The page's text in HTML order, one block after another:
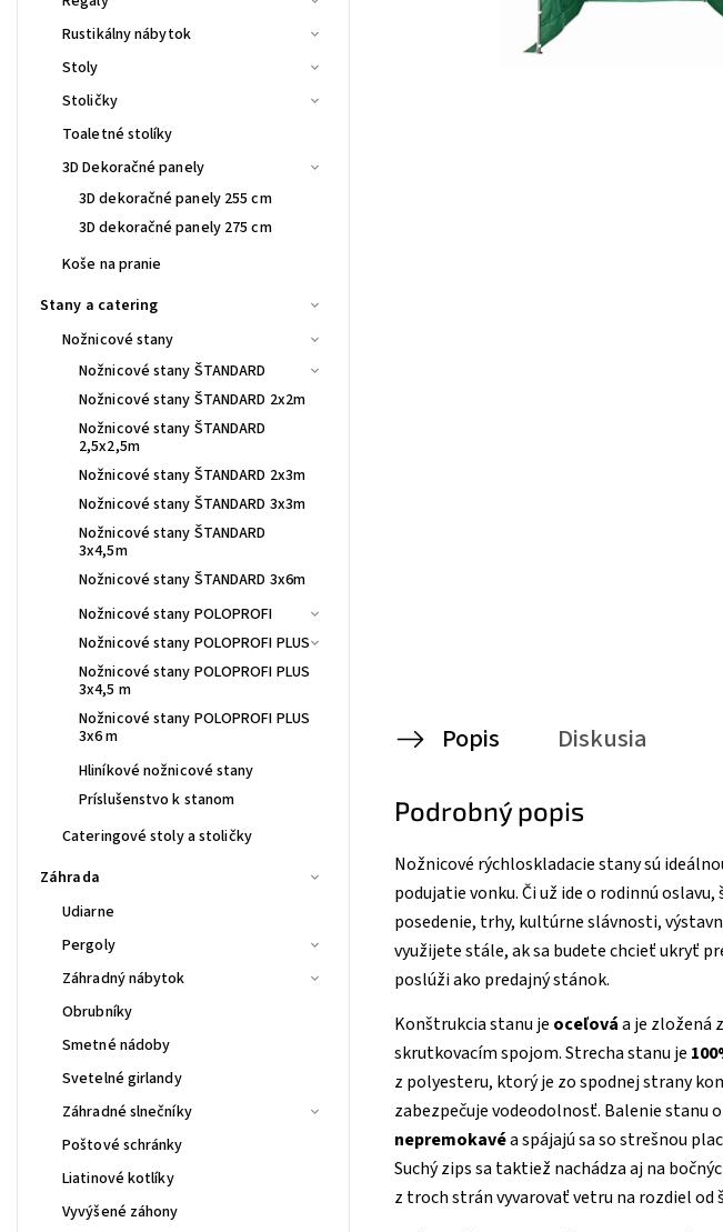
Rustikálny nábytok
Stoly
Stoličky
Toaletné stolíky
3D Dekoračné panely
3D dekoračné panely 255 cm
3D dekoračné panely 275 cm
Koše na pranie
Stany a catering
Nožnicové stany
Nožnicové stany ŠTANDARD
Nožnicové stany ŠTANDARD 2x2m
Nožnicové stany ŠTANDARD
2,5x2,5m
Nožnicové stany ŠTANDARD 2x3m
Nožnicové stany ŠTANDARD 3x3m
Nožnicové stany ŠTANDARD
3x4,5m
Nožnicové stany ŠTANDARD 3x6m
Nožnicové stany POLOPROFI
Nožnicové stany POLOPROFI PLUS
Nožnicové stany POLOPROFI PLUS
3x4,5 m
Nožnicové stany POLOPROFI PLUS
3x6 m
Hliníkové nožnicové stany
Príslušenstvo k stanom
Cateringové stoly a stoličky
Záhrada
Udiarne
Pergoly
Záhradný nábytok
Obrubníky
Smetné nádoby
Svetelné girlandy
Záhradné slnečníky
Poštové schránky
Liatinové kotlíky
Vyvýšené záhony
Popis Diskusia
Podrobný popis
Nožnicové rýchloskladacie stany sú
podujatie vonku. Či už ide o rodinnú
posedenie, trhy, kultúrne slávnosti,
využijete stále, ak sa budete chcieť ukryť
poslúži ako predajný stánok.
Konštrukcia stanu je oceľováa je zložená
skrutkovacím spojom. Strecha stanu je
z polyesteru, ktorý je zo spodnej strany
zabezpečuje vodeodolnosť. Balenie stanu
nepremokavéa spájajú sa so strešnou
Suchý zips sa taktiež nachádza aj na
z troch strán vyvarovať vetru na rozdiel od